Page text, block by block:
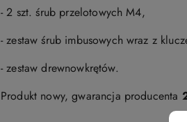
- 2 szt. śrub przelotowych M4,
- zestaw śrub imbusowych wraz z
- zestaw drewnowkrętów.
Produkt nowy, gwarancja producenta